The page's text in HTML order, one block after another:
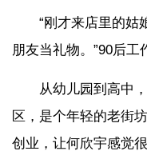
“刚才来店里的姑
朋友当礼物。”90后工
从幼儿园到高中
区，是个年轻的老街
创业，让何欣宇感觉很